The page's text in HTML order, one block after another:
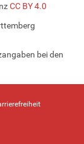
CC BY 4.0
bei den